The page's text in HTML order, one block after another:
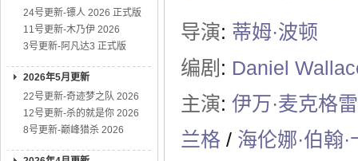
24号更新-镖人 2026 正式版
11号更新-木乃伊 2026
3号更新-阿凡达3 正式版
2026年5月更新
22号更新-奇迹梦之队 2026
12号更新-杀的就是你 2026
8号更新-巅峰猎杀 2026
导演: 蒂姆·波顿
编剧 : Daniel
主演: 伊万·麦克格
兰格 / 海伦娜·伯翰·